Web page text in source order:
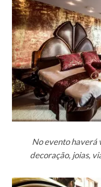
No evento haverá
decoração, joias,